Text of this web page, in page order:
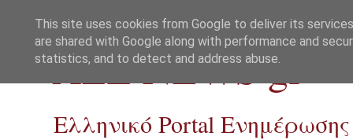
ALL NEWS gr
Ελληνικό Portal Ενημέρωσης
This site uses cookies from Google to deliver its
are shared with Google along with performance and
statistics, and to detect and address abuse.